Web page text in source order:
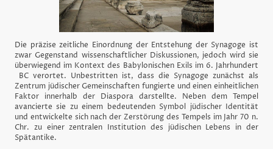
Die präzise zeitliche Einordnung der Entstehung der Synagoge ist
zwar Gegenstand wissenschaftlicher Diskussionen, jedoch wird sie
überwiegend im Kontext des Babylonischen Exils im 6. Jahrhundert
BC verortet. Unbestritten ist, dass die Synagoge zunächst als
Zentrum jüdischer Gemeinschaften fungierte und einen einheitlichen
Faktor innerhalb der Diaspora darstellte. Neben dem Tempel
avancierte sie zu einem bedeutenden Symbol jüdischer Identität
und entwickelte sich nach der Zerstörung des Tempels im Jahr 70 n.
Chr. zu einer zentralen Institution des jüdischen Lebens in der
Spätantike.